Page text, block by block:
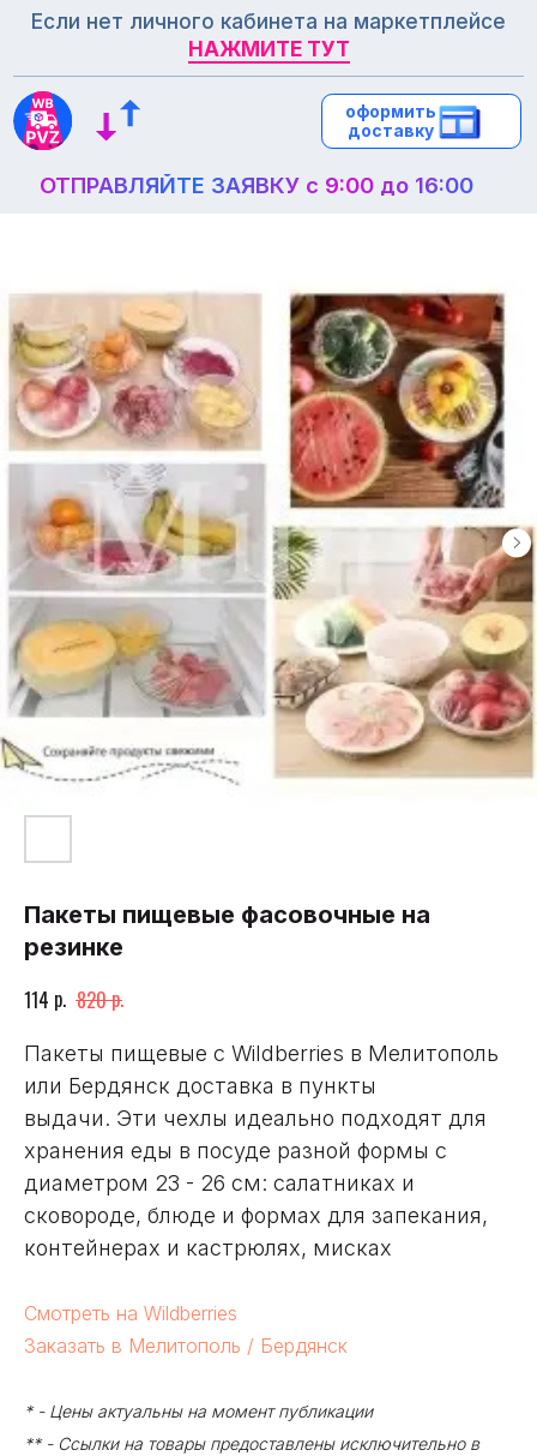
Если нет личного кабинета на маркетплейсе
НАЖМИТЕ ТУТ
оформить
доставку
НАЖМИТЕ ТУТ
оформить
доставку
Пакеты пищевые фасовочные на
резинке
114 р. 820р.
Пакеты пищевые с Wildberries в Мелитополь
или Бердянск доставка в пункты
выдачи. Эти чехлы идеально подходят для
хранения еды в посуде разной формы с
диаметром 23 - 26 см: салатниках и
сковороде, блюде и формах для запекания,
контейнерах и кастрюлях, мисках
Смотреть на Wildberries
Заказать в Мелитополь / Бердянск
* - Цены актуальны на момент публикации
** - Ссылки на товары предоставлены исключительно в